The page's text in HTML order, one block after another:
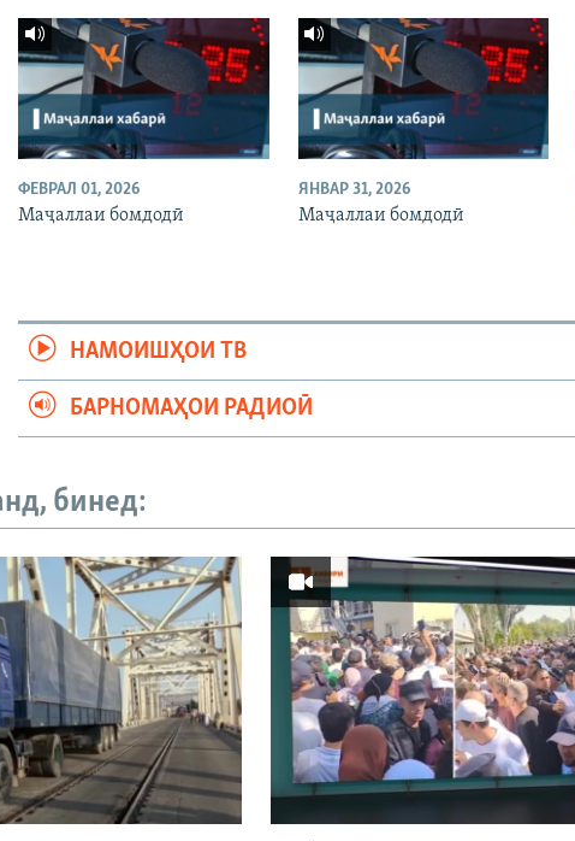
ФЕВРАЛ 01, 2026
Маҷаллаи бомдодӣ
ЯНВАР 31, 2026
Маҷаллаи бомдодӣ
НАМОИШҲОИ ТВ
БАРНОМАҲОИ РАДИОӢ
бинед: